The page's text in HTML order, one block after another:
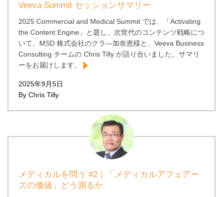
Veeva Summit セッションサマリー
2025 Commercial and Medical Summit では、「Activating
the Content Engine」と題し、次世代のコンテンツ戦略につ
いて、MSD 株式会社のクラ―加奈恵様と、Veeva Business
Consulting チームの Chris Tilly が語り合いました。サマリ
ーをお届けします。
2025年9月5日
By Chris Tilly
メディカルを問う #2｜「メディカルアフェアー
ズの価値」どう測るか